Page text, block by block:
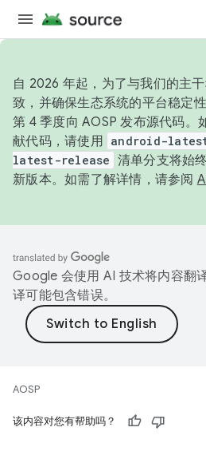
自 2026 年起，为了与我们的主
致，并确保生态系统的平台稳定
第 4 季度向 AOSP 发布源代码。
献代码，请使用 android-
latest-release 清单分支将始
新版本。如需了解详情，请参阅
Google 会使用 AI 技术将内容翻
译可能包含错误。
AOSP
该内容对您有帮助吗？